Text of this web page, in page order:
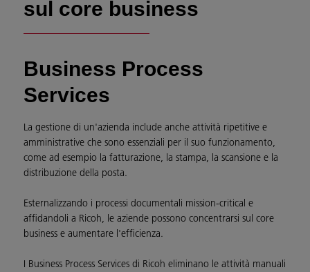
sul core business
Business Process
Services
La gestione di un'azienda include anche attività ripetitive e
amministrative che sono essenziali per il suo funzionamento,
come ad esempio la fatturazione, la stampa, la scansione e la
distribuzione della posta.
Esternalizzando i processi documentali mission-critical e
affidandoli a Ricoh, le aziende possono concentrarsi sul core
business e aumentare l'efficienza.
I Business Process Services di Ricoh eliminano le attività manuali